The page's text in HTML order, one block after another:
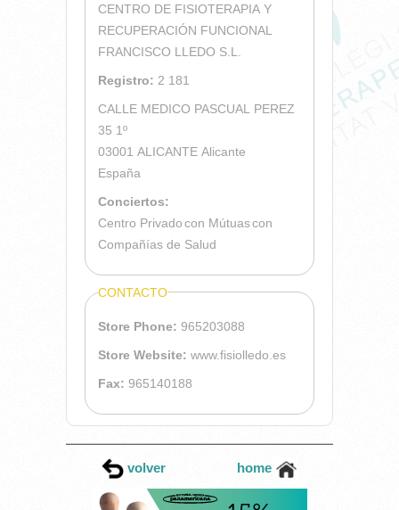
CENTRO DE FISIOTERAPIA Y
RECUPERACIÓN FUNCIONAL
FRANCISCO LLEDO S.L.
Registro: 2 181
CALLE MEDICO PASCUAL PEREZ
35 1º
03001 ALICANTE Alicante
España
Conciertos:
Centro Privadocon Mútuascon
Compañías de Salud
CONTACTO
Store Phone: 965203088
Store Website: www.fisiolledo.es
Fax: 965140188
volver home